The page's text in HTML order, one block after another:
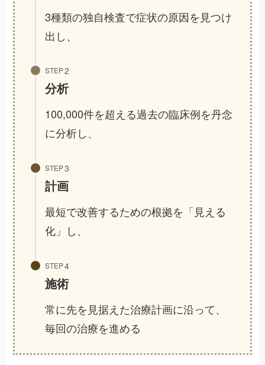
3種類の独自検査で症状の原因を見つけ
出し、
STEP
分析
100,000件を超える過去の臨床例を丹念
に分析し、
STEP
計画
最短で改善するための根拠を「見える
化」し、
STEP
施術
常に先を見据えた治療計画に沿って、
毎回の治療を進める